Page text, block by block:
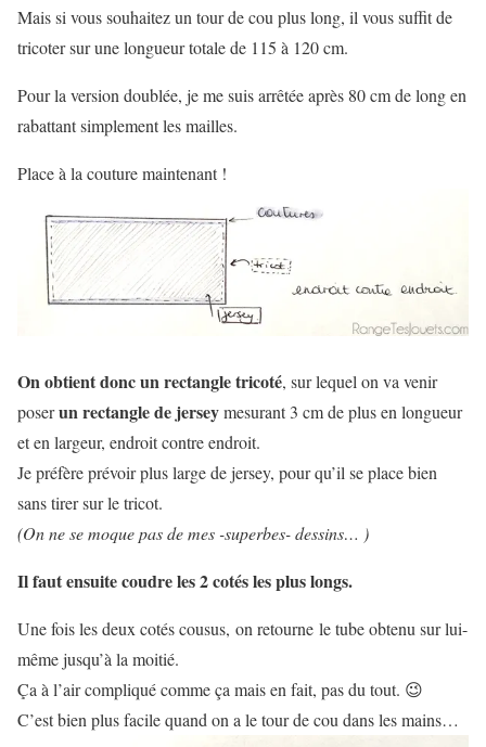
Mais si vous souhaitez un tour de cou plus long, il vous suffit de
tricoter sur une longueur totale de 115 à 120 cm.
Pour la version doublée, je me suis arrêtée après 80 cm de long en
rabattant simplement les mailles.
Place à la couture maintenant !
On obtient donc un rectangle tricoté, sur lequel on va venir
poserun rectangle de jerseymesurant 3 cm de plus en longueur
et en largeur, endroit contre endroit.
Je préfère prévoir plus large de jersey, pour qu’il se place bien
sans tirer sur le tricot.
(On ne se moque pas de mes -superbes- dessins… )
Il faut ensuite coudre les 2 cotés les plus longs.
Une fois les deux cotés cousus, on retourne le tube obtenu sur lui-
même jusqu’à la moitié.
Ça à l’air compliqué comme ça mais en fait, pas du tout. 😉
C’est bien plus facile quand on a le tour de cou dans les mains…